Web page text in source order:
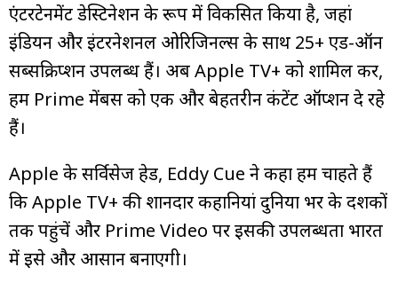
एंटरटेनमेंट डेस्टिनेशन के रूप में विकसित किया है, जहां
इंडियन और इंटरनेशनल ओरिजिनल्स के साथ 25+ एड-ऑन
सब्सक्रिप्शन उपलब्ध हैं। अब Apple TV+ को शामिल कर,
हम Prime मेंबर्स को एक और बेहतरीन कंटेंट ऑप्शन दे रहे
हैं।
Apple के सर्विसेज हेड, Eddy Cue ने कहा हम चाहते हैं
कि Apple TV+ की शानदार कहानियां दुनिया भर के दर्शकों
तक पहुंचें और Prime Video पर इसकी उपलब्धता भारत
में इसे और आसान बनाएगी।